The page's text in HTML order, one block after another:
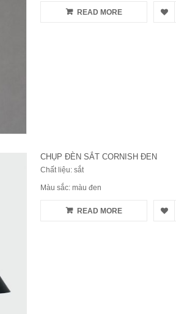
READ MORE
CHỤP ĐÈN SẮT CORNISH ĐEN
Chất liệu: sắt
Màu sắc: màu đen
READ MORE